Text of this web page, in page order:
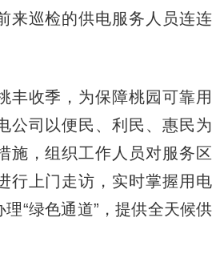
来巡检的供电服务人员连连
收季，为保障桃园可靠用
公司以便民、利民、惠民为
施，组织工作人员对服务区
行上门走访，实时掌握用电
“绿色通道”，提供全天候供